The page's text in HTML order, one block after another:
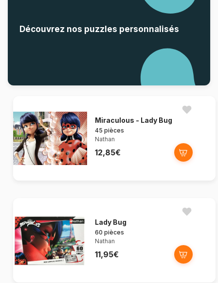
Découvrez nos puzzles personnalisés
Miraculous - Lady Bug
45 pièces
Nathan
12,85€
Lady Bug
60 pièces
Nathan
11,95€